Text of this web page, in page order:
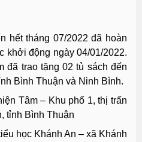
hết tháng 07/2022 đã hoàn
khởi động ngày 04/01/2022.
đã trao tặng 02 tủ sách đến
Bình Thuận và Ninh Bình.
Tâm – Khu phố 1, thị trấn
tỉnh Bình Thuận
học Khánh An – xã Khánh